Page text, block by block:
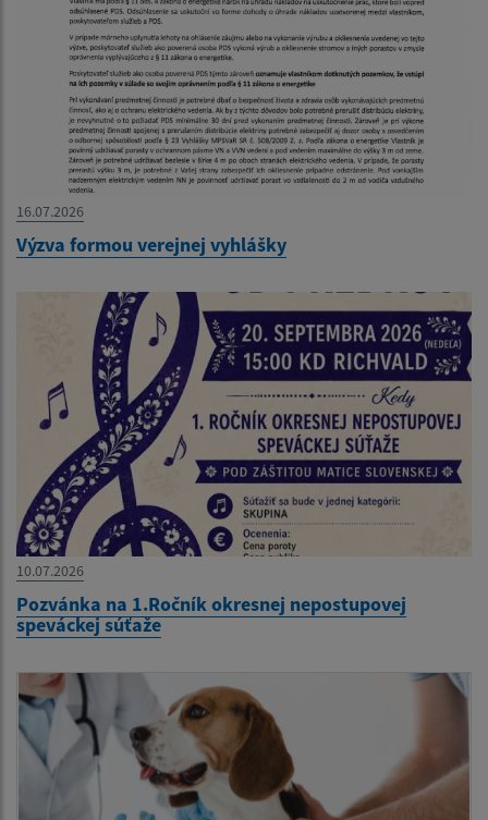
16.07.2026
Výzva formou verejnej vyhlášky
10.07.2026
Pozvánka na 1.Ročník okresnej nepostupovej
speváckej súťaže